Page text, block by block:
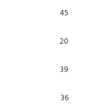
45
20
39
36